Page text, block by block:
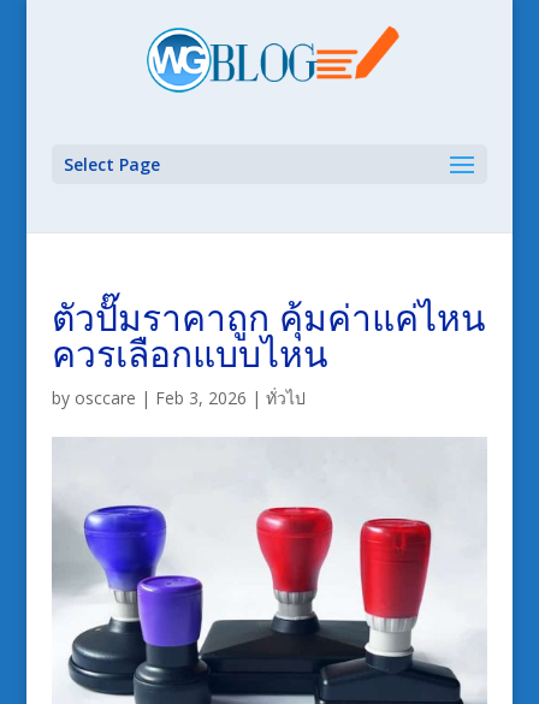
Select Page
ตัวปั๊มราคาถูก คุ้มค่าแค่ไหน
ควรเลือกแบบไหน
by osccare | Feb 3, 2026 | ทั่วไป